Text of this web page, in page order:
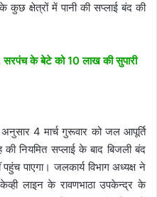
क्षेत्रों में पानी की सप्लाई बंद की
सरपंच के बेटे को 10 लाख की सुपारी
4 मार्च गुरूवार को जल आपूर्ति
नियमित सप्लाई के बाद बिजली बंद
पाएगा। जलकार्य विभाग अध्यक्ष ने
लाइन के रावणभाठा उपकेन्द्र के